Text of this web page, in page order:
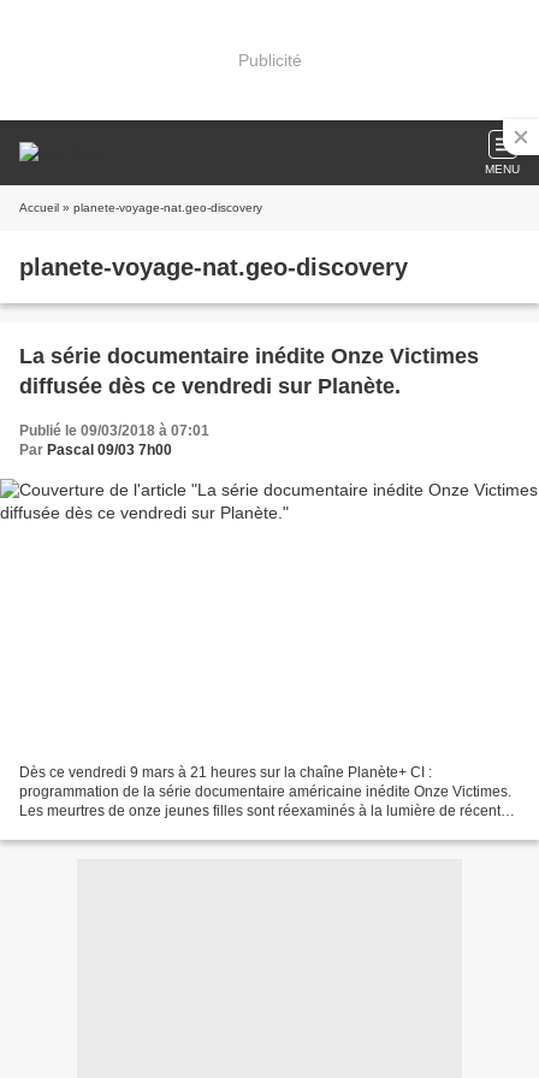
Publicité
MENU
Accueil » planete-voyage-nat.geo-discovery
planete-voyage-nat.geo-discovery
La série documentaire inédite Onze Victimes
diffusée dès ce vendredi sur Planète.
Publié le 09/03/2018 à 07:01
Par Pascal 09/03 7h00
Dès ce vendredi 9 mars à 21 heures sur la chaîne Planète+ CI :
programmation de la série documentaire américaine inédite Onze Victimes.
Les meurtres de onze jeunes filles sont réexaminés à la lumière de récentes